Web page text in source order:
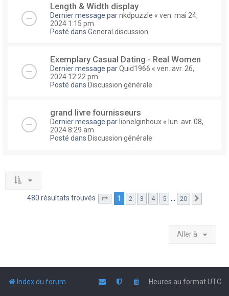
Length & Width display
Dernier message parnkdpuzzle « ven. mai 24,
2024 1:15 pm
Posté dans General discussion
Exemplary Сasual Dating - Real Women
Dernier message parQuid1966 « ven. avr. 26,
2024 12:22 pm
Posté dans Discussion générale
grand livre fournisseurs
Dernier message par lionelginhoux « lun. avr. 08,
2024 8:29 am
Posté dans Discussion générale
480 résultats trouvés Page sur20
1 2 3 4 5 … 20
Aller à
Index du forum Heures au formatUTC